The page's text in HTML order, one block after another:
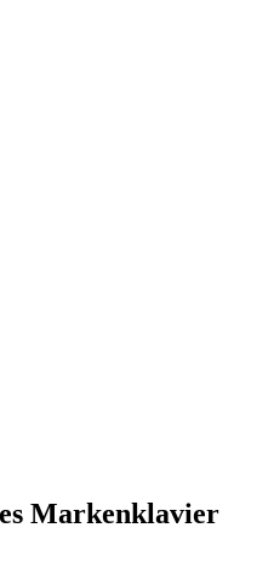
Markenklavier